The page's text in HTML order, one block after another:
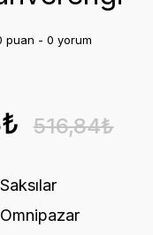
puan - 0 yorum
516,84₺
Saksılar
Omnipazar